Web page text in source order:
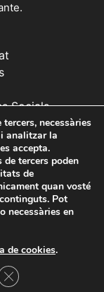
Socials
de Diputación
necessàries
analitzar la
accepta.
tercers poden
de
quan vosté
Pot
necessàries en
de cookies.
Tanca el bàner de